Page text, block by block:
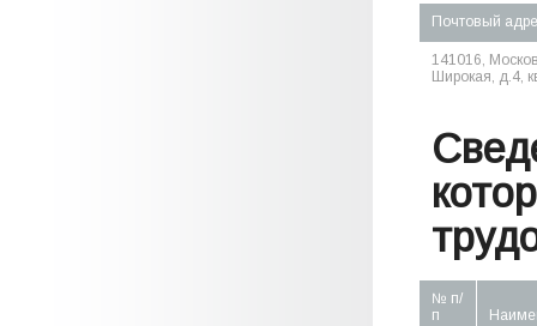
Почтовый
141016,
Широкая, д.4,
№ п/
п